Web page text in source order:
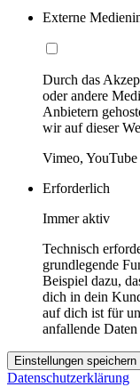
Externe
Durch das
oder andere
Anbietern
wir auf dieser
Vimeo, YouTube
Erforderlich
Immer aktiv
Technisch
grundlegende
Beispiel dazu,
dich in dein
auf dich ist für
anfallende
Einstellungen speichern
Datenschutzerklärung